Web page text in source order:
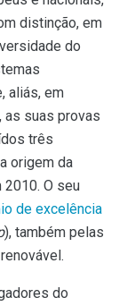
distinção, em
do
aliás, em
as suas provas
três
origem da
O seu
de excelência
), também pelas
do